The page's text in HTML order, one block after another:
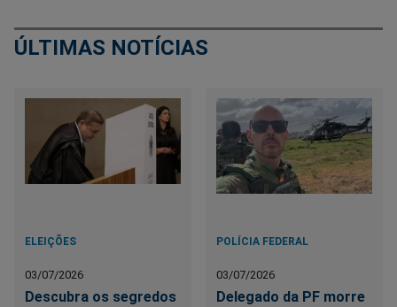
ÚLTIMAS NOTÍCIAS
ELEIÇÕES
03/07/2026
Descubra os segredos
POLÍCIA FEDERAL
03/07/2026
Delegado da PF morre